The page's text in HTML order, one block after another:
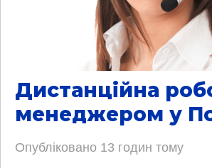
Дистанційна
менеджером у
Опубліковано 13 годин тому